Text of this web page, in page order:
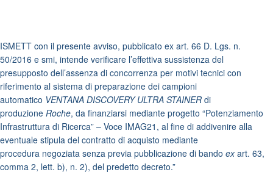
ISMETT con il presente avviso, pubblicato ex art. 66 D. Lgs. n.
50/2016 e smi, intende verificare l’effettiva sussistenza del
presupposto dell’assenza di concorrenza per motivi tecnici con
riferimento al sistema di preparazione dei campioni
automatico VENTANA DISCOVERY ULTRA STAINER di
produzione Roche, da finanziarsi mediante progetto “Potenziamento
Infrastruttura di Ricerca” – Voce IMAG21, al fine di addivenire alla
eventuale stipula del contratto di acquisto mediante
procedura negoziata senza previa pubblicazione di bando exart. 63,
comma 2, lett. b), n. 2), del predetto decreto.”